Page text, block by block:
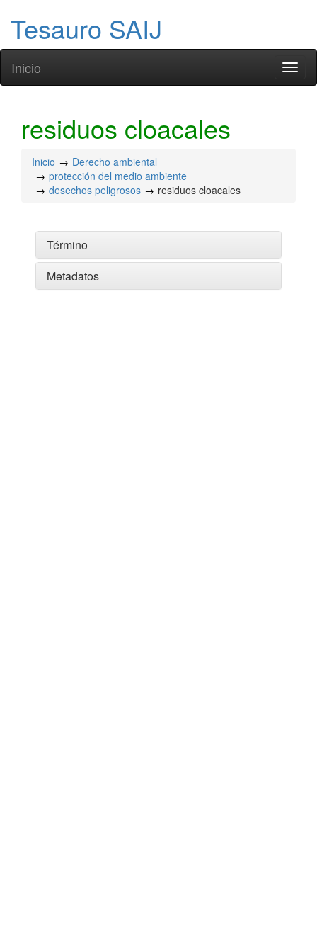
Tesauro SAIJ
Inicio
residuos cloacales
Inicio
Derecho ambiental
protección del medio ambiente
desechos peligrosos
residuos cloacales
Término
Metadatos